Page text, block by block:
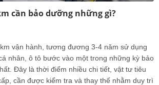
cần bảo dưỡng những gì?
vận hành, tương đương 3-4 năm sử dụng
nhân, ô tô bước vào một trong những kỳ bảo
Đây là thời điểm nhiều chi tiết, vật tư tiêu
cần được kiểm tra và thay thế nhằm duy trì